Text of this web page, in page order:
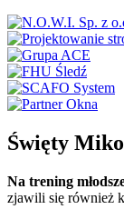
Święty
Na trening
zjawili się również